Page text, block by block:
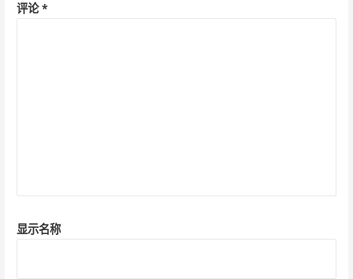
评论*
显示名称